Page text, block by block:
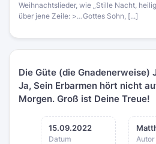
Weihnachtslieder, wie „Stille Nacht,
über jene Zeile: >…Gottes Sohn, [...]
Die Güte (die Gnadenerweise)
Ja, Sein Erbarmen hört nicht
Morgen. Groß ist Deine Treue!
15.09.2022
Datum
Autor